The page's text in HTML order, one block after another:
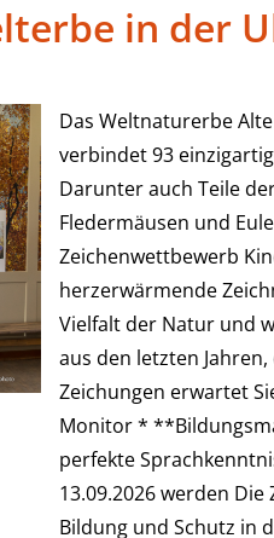
in der
Das Weltnaturerbe
verbindet 93
Darunter auch Teile
Fledermäusen und
Zeichenwettbewerb
herzerwärmende
Vielfalt der Natur und
aus den letzten
Zeichungen erwartet
Monitor *
perfekte
13.09.2026 werden
Bildung und Schutz in